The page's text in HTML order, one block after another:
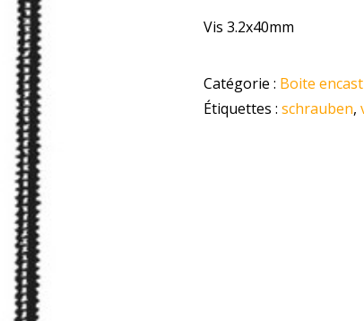
Vis 3.2x40mm
Catégorie : Boite
Étiquettes : schrauben,